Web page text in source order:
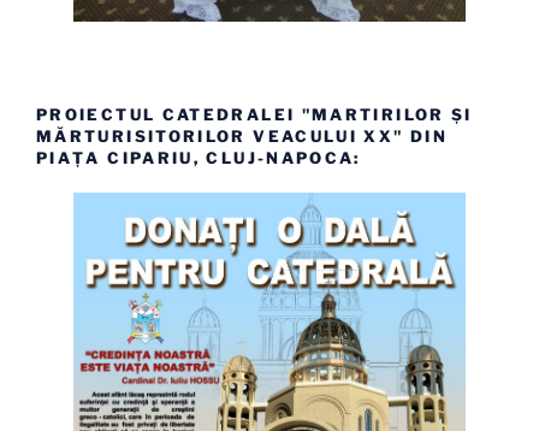
PROIECTUL CATEDRALEI "MARTIRILOR ȘI
MĂRTURISITORILOR VEACULUI XX" DIN
PIAȚA CIPARIU, CLUJ-NAPOCA: